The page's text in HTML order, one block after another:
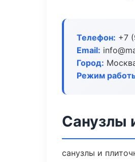
Телефон: +7
Email:
Город:
Режим
Санузлы
санузлы и